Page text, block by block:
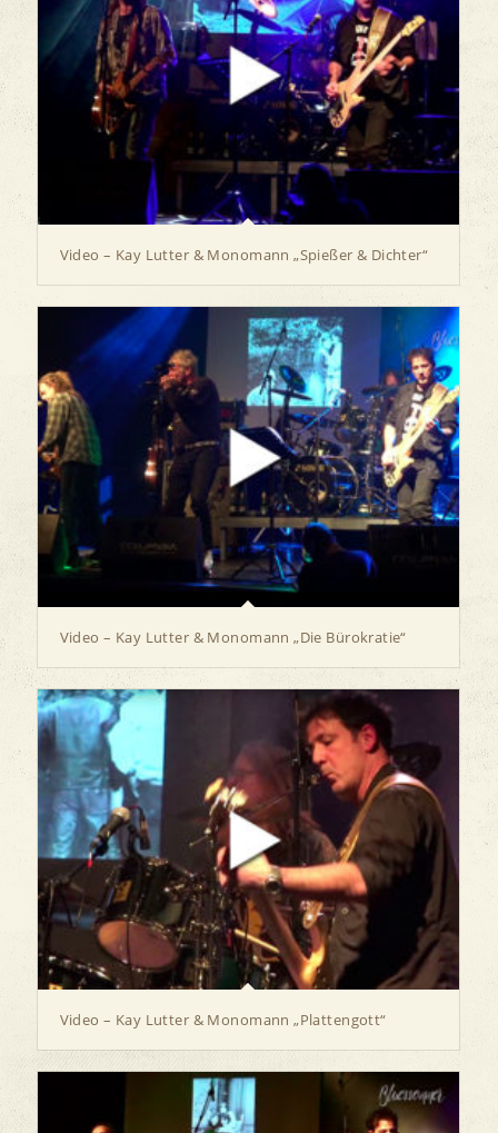
Video – Kay Lutter & Monomann „Spießer & Dichter“
Video – Kay Lutter & Monomann „Die Bürokratie“
Video – Kay Lutter & Monomann „Plattengott“